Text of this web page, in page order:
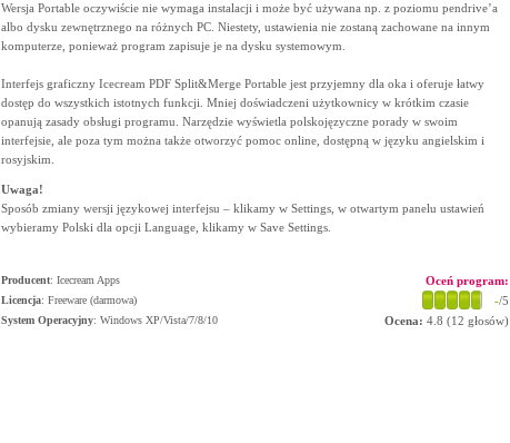
Wersja Portable oczywiście nie wymaga instalacji i może być używana np. z poziomu pendrive’a
albo dysku zewnętrznego na różnych PC. Niestety, ustawienia nie zostaną zachowane na innym
komputerze, ponieważ program zapisuje je na dysku systemowym.
Interfejs graficzny Icecream PDF Split&Merge Portable jest przyjemny dla oka i oferuje łatwy
dostęp do wszystkich istotnych funkcji. Mniej doświadczeni użytkownicy w krótkim czasie
opanują zasady obsługi programu. Narzędzie wyświetla polskojęzyczne porady w swoim
interfejsie, ale poza tym można także otworzyć pomoc online, dostępną w języku angielskim i
rosyjskim.
Uwaga!
Sposób zmiany wersji językowej interfejsu – klikamy w Settings, w otwartym panelu ustawień
wybieramy Polski dla opcji Language, klikamy w Save Settings.
Producent: Icecream Apps
Licencja: Freeware (darmowa)
System Operacyjny: Windows XP/Vista/7/8/10
Oceń program:
-/5
Ocena: 4.8 (12 głosów)